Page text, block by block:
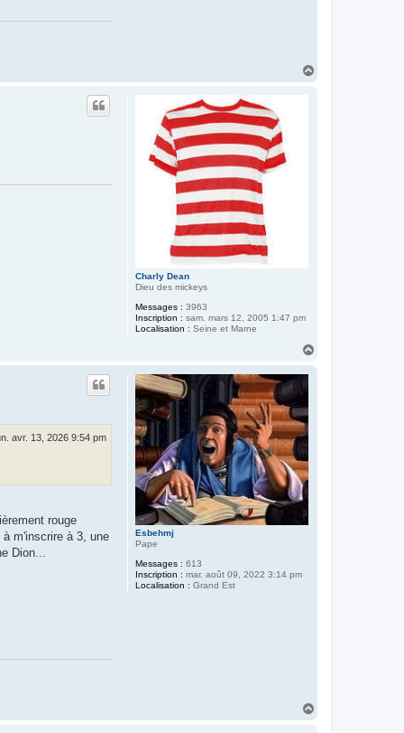
Charly Dean
Dieu des mickeys
Messages : 3963
Inscription : sam. mars 12, 2005 1:47 pm
Localisation : Seine et Marne
Esbehmj
Pape
Messages : 613
Inscription : mar. août 09, 2022 3:14 pm
Localisation : Grand Est
avr. 13, 2026 9:54 pm
rouge
m'inscrire à 3, une
Dion...